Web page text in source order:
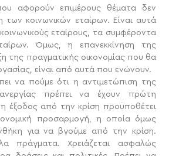
αφορούν επιμέρους θέματα δεν
των κοινωνικών εταίρων. Είναι αυτά
εταίρους, τα συμφέροντα
Όμως, η επανεκκίνηση της
της πραγματικής οικονομίας που θα
είναι από αυτά που ενώνουν.
να πούμε ότι η αντιμετώπιση της
πρέπει να έχουν πρώτη
έξοδος από την κρίση προϋποθέτει
προσαρμογή, η οποία όμως
για να βγούμε από την κρίση.
πράγματα. Χρειάζεται ασφαλώς